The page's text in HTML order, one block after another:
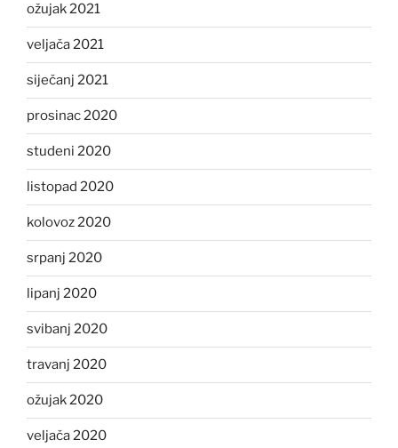
ožujak 2021
veljača 2021
siječanj 2021
prosinac 2020
studeni 2020
listopad 2020
kolovoz 2020
srpanj 2020
lipanj 2020
svibanj 2020
travanj 2020
ožujak 2020
veljača 2020